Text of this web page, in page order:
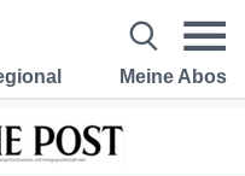
Meine Abos